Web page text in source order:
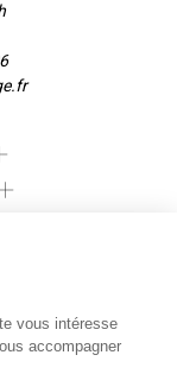
!
vous intéresse
accompagner